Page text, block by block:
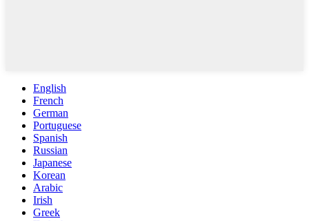
English
French
German
Portuguese
Spanish
Russian
Japanese
Korean
Arabic
Irish
Greek